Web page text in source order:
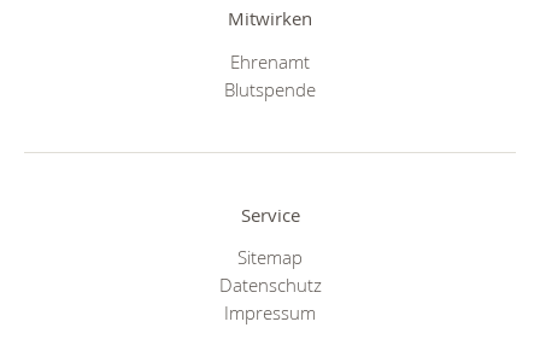
Mitwirken
Ehrenamt
Blutspende
Service
Sitemap
Datenschutz
Impressum